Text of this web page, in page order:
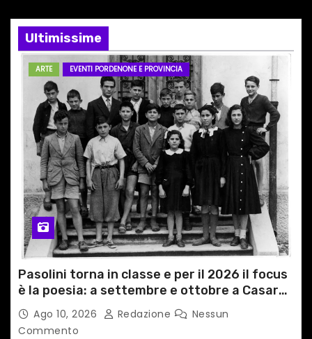
e
a
c
o
l
i
Ultimissime
ARTE EVENTI PORDENONE E PROVINCIA
Pasolini torna in classe e per il 2026 il focus
è la poesia: a settembre e ottobre a Casarsa
(Pn) l’originale percorso per docenti delle
scuole medie e superiori
Ago 10, 2026 Redazione
Nessun
Commento